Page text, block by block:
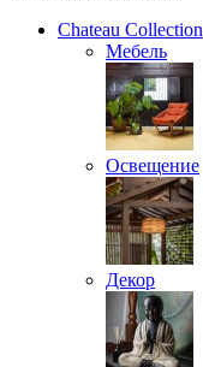
Chateau Collection
Мебель
Освещение
Декор